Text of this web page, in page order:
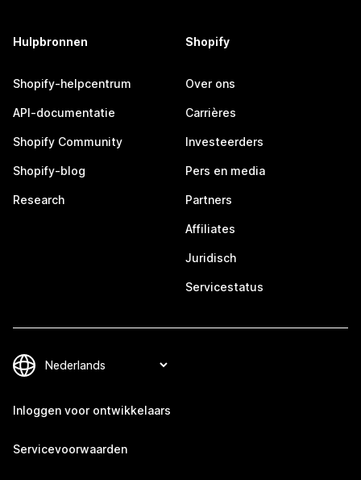
Hulpbronnen
Shopify-helpcentrum
API-documentatie
Shopify Community
Shopify-blog
Research
Shopify
Over ons
Carrières
Investeerders
Pers en media
Partners
Affiliates
Juridisch
Servicestatus
Inloggen voor ontwikkelaars
Servicevoorwaarden